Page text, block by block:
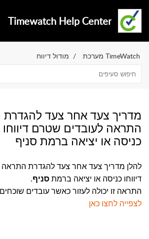
Timewatch Help Center
TimeWatch מערכת מודול דיווח
מדריך צעד אחר צעד להגדרת
התראה לעובדים שטרם דיווחו
כניסה או יציאה ברמת סניף
דיווחו כניסה או יציאה ברמת סניף.
התראה זו יכולה לעזור כאשר עובדים
לצפייה לחצו כאן